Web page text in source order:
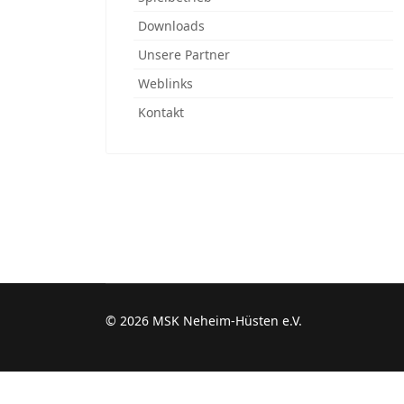
Downloads
Unsere Partner
Weblinks
Kontakt
© 2026 MSK Neheim-Hüsten e.V.